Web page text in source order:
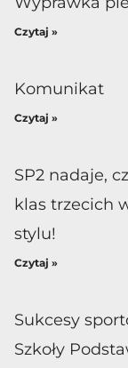
Czytaj »
Komunikat
Czytaj »
SP2 nadaje,
klas trzecich
stylu!
Czytaj »
Sukcesy
Szkoły